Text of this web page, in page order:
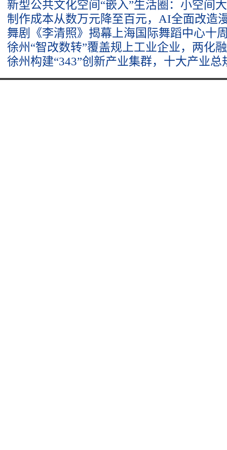
新型公共文化空间“嵌入”生活圈：小空间
制作成本从数万元降至百元，AI全面改造
舞剧《李清照》揭幕上海国际舞蹈中心十
徐州“智改数转”覆盖规上工业企业，两化
徐州构建“343”创新产业集群，十大产业总